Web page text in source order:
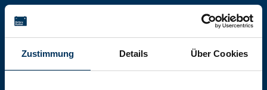
Zustimmung Details Über Cookies
Battery-Kutter Shop
In unserem Shop finden Sie Batterien,